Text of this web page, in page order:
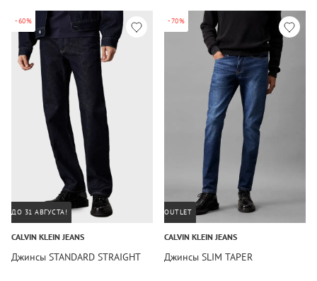
-60%
ДО 31 АВГУСТА!
CALVIN KLEIN JEANS
Джинсы STANDARD STRAIGHT
-70%
OUTLET
CALVIN KLEIN JEANS
Джинсы SLIM TAPER